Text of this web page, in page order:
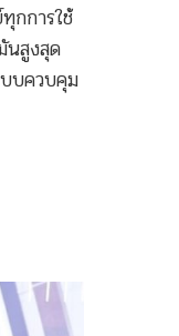
กการใช้
นสูงสุด
บควบคุม